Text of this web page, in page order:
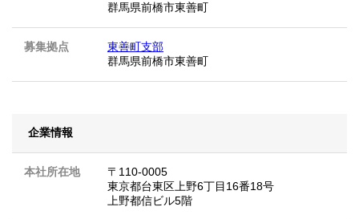
群馬県前橋市東善町
募集拠点
東善町支部
群馬県前橋市東善町
企業情報
本社所在地
〒110-0005
東京都台東区上野6丁目16番18号
上野都信ビル5階